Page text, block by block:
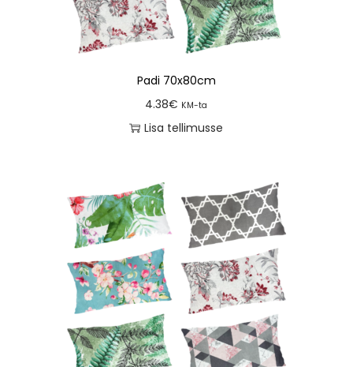
Padi 70x80cm
4.38€ KM-ta
Lisa tellimusse